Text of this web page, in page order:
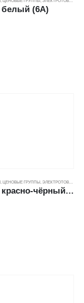
(6А)
ЦЕНОВЫЕ ГРУППЫ ЭЛЕКТРОТОВАРЫ
Выключатель МАКЕЛ для бра, красно-чёрный (6А)